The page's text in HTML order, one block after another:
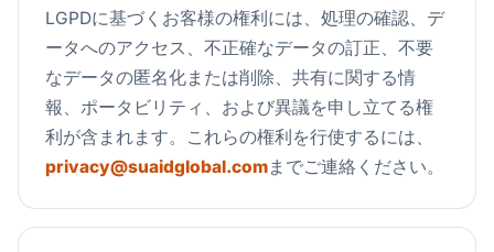
LGPDに基づくお客様の権利には、処理の確認、デ
ータへのアクセス、不正確なデータの訂正、不要
なデータの匿名化または削除、共有に関する情
報、ポータビリティ、および異議を申し立てる権
利が含まれます。これらの権利を行使するには、
privacy@suaidglobal.comまでご連絡ください。